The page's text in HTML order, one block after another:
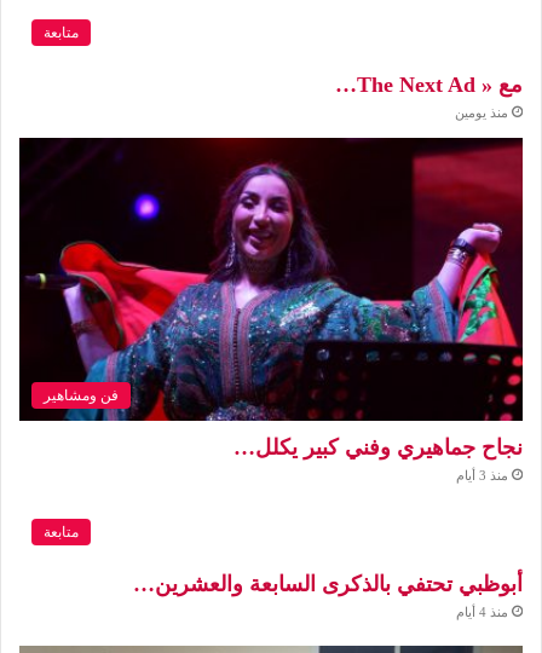
متابعة
مع « The Next Ad…
منذ يومين
فن ومشاهير
نجاح جماهيري وفني كبير يكلل…
منذ 3 أيام
متابعة
أبوظبي تحتفي بالذكرى السابعة والعشرين…
منذ 4 أيام